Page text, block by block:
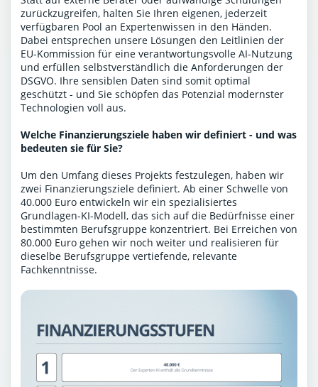
zurückzugreifen, halten Sie Ihren eigenen, jederzeit
verfügbaren Pool an Expertenwissen in den Händen.
Dabei entsprechen unsere Lösungen den Leitlinien der
EU-Kommission für eine verantwortungsvolle AI-Nutzung
und erfüllen selbstverständlich die Anforderungen der
DSGVO. Ihre sensiblen Daten sind somit optimal
geschützt - und Sie schöpfen das Potenzial modernster
Technologien voll aus.
Welche Finanzierungsziele haben wir definiert - und was
bedeuten sie für Sie?
Um den Umfang dieses Projekts festzulegen, haben wir
zwei Finanzierungsziele definiert. Ab einer Schwelle von
40.000 Euro entwickeln wir ein spezialisiertes
Grundlagen-KI-Modell, das sich auf die Bedürfnisse einer
bestimmten Berufsgruppe konzentriert. Bei Erreichen von
80.000 Euro gehen wir noch weiter und realisieren für
dieselbe Berufsgruppe vertiefende, relevante
Fachkenntnisse.